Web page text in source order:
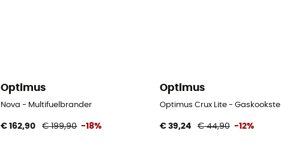
Optimus
Nova - Multifuelbrander
€ 162,90 € 199,90 -18%
Optimus
Optimus Crux Lite - Gaskookstel
€ 39,24 € 44,90 -12%